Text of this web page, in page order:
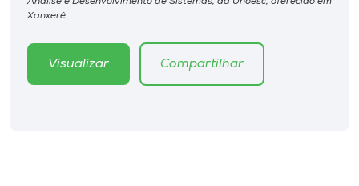
Editora
Rádio
Xanxerê.
Visualizar Compartilhar